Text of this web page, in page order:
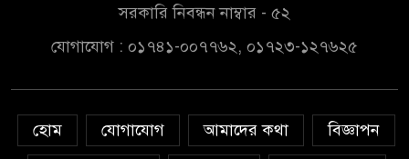
সরকার,প্রবাসীদের বিনিয়োগের
চাঁদপুরে মাটির নিচে গাঁজার ড্রাম,
মাদক কারবারি আটক
সরকারি নিবন্ধন নাম্বার - ৫২
যোগাযোগ : ০১৭৪১-০০৭৭৬২, ০১৭২৩-১২৭৬২৫
হোম যোগাযোগ আমাদের কথা
বিজ্ঞাপন